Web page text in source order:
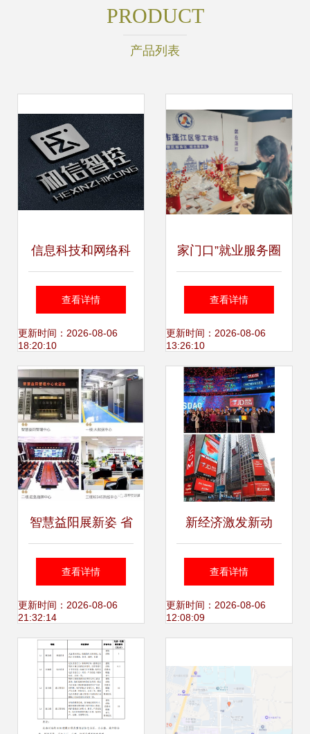
PRODUCT
产品列表
信息科技和网络科
技领域内的技术开
发,技术推广,技术
转让,技术咨询
查看详情
更新时间：2026-08-06
18:20:10
家门口”就业服务圈
显成效 江门促进就
业超6200人次
查看详情
更新时间：2026-08-06
13:26:10
智慧益阳展新姿 省
长许达哲率队考察
智慧益阳教育创新
实践
查看详情
更新时间：2026-08-06
21:32:14
新经济激发新动
能，你一定体会过
这些企业带来的服
询业的崛起与实践
查看详情
更新时间：2026-08-06
12:08:09